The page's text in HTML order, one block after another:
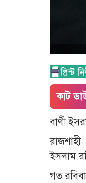
কাট
বাণী
ইসলাম
গত